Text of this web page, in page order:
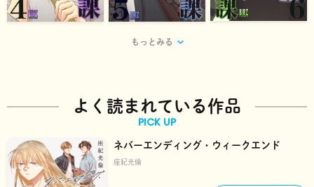
もっとみる
よく読まれている作品
PICK UP
ネバーエンディング・ウィークエンド
座紀光倫